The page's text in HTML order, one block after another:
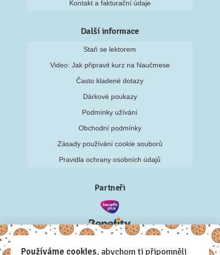
Kontakt a fakturační údaje
Další informace
Staň se lektorem
Video: Jak připravit kurz na Naučmese
Často kladené dotazy
Dárkové poukazy
Podmínky užívání
Obchodní podmínky
Zásady používání cookie souborů
Pravidla ochrany osobních údajů
Partneři
Používáme cookies, abychom ti připomněli